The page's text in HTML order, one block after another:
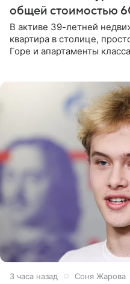
общей стоимостью
В активе 39-летней
квартира в столице,
Горе и апартаменты
3 часа назад Соня Жарова